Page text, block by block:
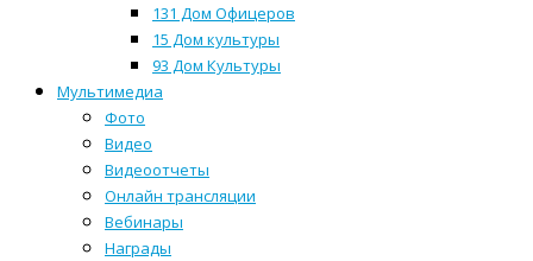
131 Дом Офицеров
15 Дом культуры
93 Дом Культуры
Мультимедиа
Фото
Видео
Видеоотчеты
Онлайн трансляции
Вебинары
Награды